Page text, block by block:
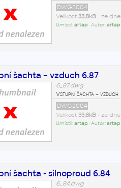
DWG2004
Velikost 33,8kB• ze dne
Umístil:artap• Autor:artap
šachta – vzduch 6.87
6_87.dwg
Vstupní šachta – vzduch
DWG2004
Velikost 33,8kB• ze dne
Umístil:artap• Autor:artap
šachta - silnoproud 6.84
6_84.dwg